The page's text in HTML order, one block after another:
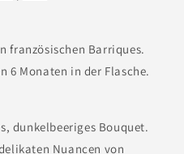
französischen Barriques.
6 Monaten in der Flasche.
dunkelbeeriges Bouquet.
Nuancen von